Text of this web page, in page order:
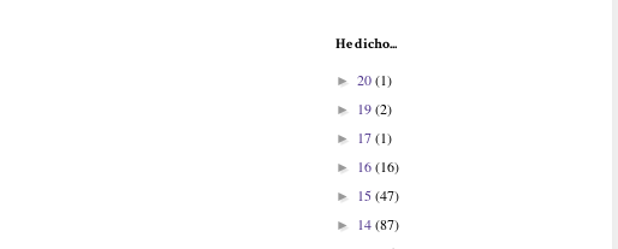
He dicho...
► 20(1)
► 19(2)
► 17(1)
► 16(16)
► 15(47)
► 14(87)